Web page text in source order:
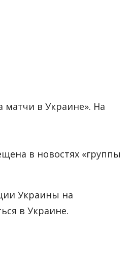
матчи в Украине». На
в новостях «группы
Украины на
в Украине.